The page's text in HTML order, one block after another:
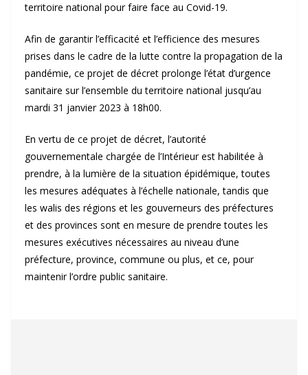
territoire national pour faire face au Covid-19.
Afin de garantir l’efficacité et l’efficience des mesures
prises dans le cadre de la lutte contre la propagation de la
pandémie, ce projet de décret prolonge l’état d’urgence
sanitaire sur l’ensemble du territoire national jusqu’au
mardi 31 janvier 2023 à 18h00.
En vertu de ce projet de décret, l’autorité
gouvernementale chargée de l’Intérieur est habilitée à
prendre, à la lumière de la situation épidémique, toutes
les mesures adéquates à l’échelle nationale, tandis que
les walis des régions et les gouverneurs des préfectures
et des provinces sont en mesure de prendre toutes les
mesures exécutives nécessaires au niveau d’une
préfecture, province, commune ou plus, et ce, pour
maintenir l’ordre public sanitaire.